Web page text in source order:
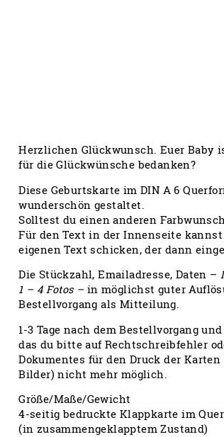
Herzlichen Glückwunsch. Euer
für die Glückwünsche bedanken?
Diese Geburtskarte im DIN A 6
wunderschön gestaltet.
Solltest du einen anderen
Für den Text in der Innenseite
eigenen Text schicken, der dann
Die Stückzahl, Emailadresse, Daten –
1 – 4 Fotos – in möglichst guter
Bestellvorgang als Mitteilung.
1-3 Tage nach dem Bestellvorgang
das du bitte auf Rechtschreibfehler
Dokumentes für den Druck der
Bilder) nicht mehr möglich.
Größe/Maße/Gewicht
4-seitig bedruckte Klappkarte im
(in zusammengeklapptem Zustand)